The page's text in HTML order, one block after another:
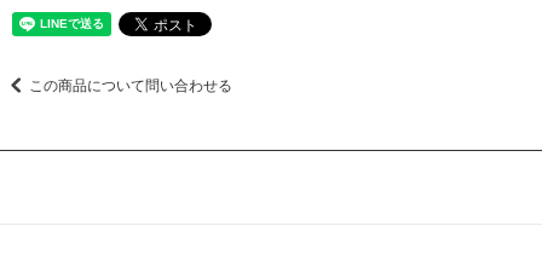
この商品について問い合わせる